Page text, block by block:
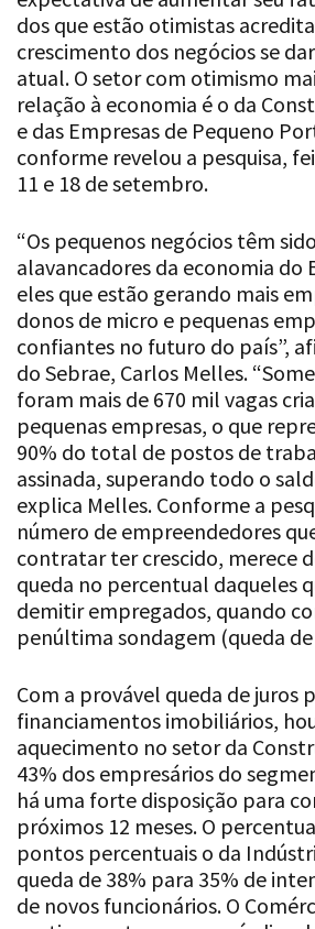
dos que estão otimistas
crescimento dos negócios se
atual. O setor com otimismo
relação à economia é o da
e das Empresas de Pequeno
conforme revelou a pesquisa,
11 e 18 de setembro.
“Os pequenos negócios têm
alavancadores da economia do
eles que estão gerando mais
donos de micro e pequenas
confiantes no futuro do país”,
do Sebrae, Carlos Melles.
foram mais de 670 mil vagas
pequenas empresas, o que
90% do total de postos de
assinada, superando todo o
explica Melles. Conforme a
número de empreendedores
contratar ter crescido, merece
queda no percentual daqueles
demitir empregados, quando
penúltima sondagem (queda
Com a provável queda de juros
financiamentos imobiliários,
aquecimento no setor da
43% dos empresários do
há uma forte disposição para
próximos 12 meses. O
pontos percentuais o da
queda de 38% para 35% de
de novos funcionários. O